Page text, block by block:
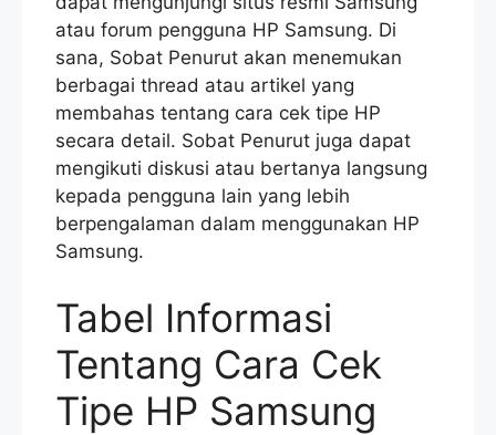
atau forum pengguna HP Samsung. Di
sana, Sobat Penurut akan menemukan
berbagai thread atau artikel yang
membahas tentang cara cek tipe HP
secara detail. Sobat Penurut juga dapat
mengikuti diskusi atau bertanya langsung
kepada pengguna lain yang lebih
berpengalaman dalam menggunakan HP
Samsung.
Tabel Informasi
Tentang Cara Cek
Tipe HP Samsung